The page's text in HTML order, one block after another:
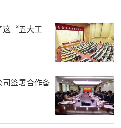
这“五大工
司签署合作备